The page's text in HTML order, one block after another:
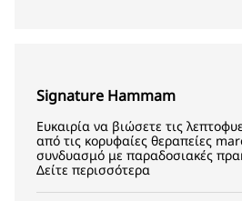
Signature Hammam
Ευκαιρία να βιώσετε τις
από τις κορυφαίες θεραπείες
συνδυασμό με παραδοσιακές
Δείτε περισσότερα